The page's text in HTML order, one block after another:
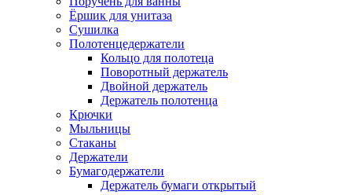
Ёршик для унитаза
Сушилка
Полотенцедержатели
Кольцо для полотеца
Поворотный держатель
Двойной держатель
Держатель полотенца
Крючки
Мыльницы
Стаканы
Держатели
Бумагодержатели
Держатель бумаги открытый